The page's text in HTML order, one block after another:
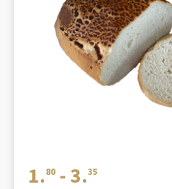
1. 80 -3.35